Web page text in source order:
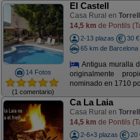
14 Fotos
(1 comentario)
El Castell
Casa Rural en
14,5 km de Pontils
2-13 plazas
30 €
65 km de Barcelona
Antigua muralla
originalmente
nominado en 1710
Ca La Laia
Casa Rural en
14,5 km de Pontils
2-6+3 plazas
20